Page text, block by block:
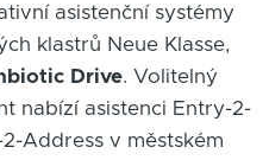
asistenční systémy
klastrů Neue Klasse,
Drive. Volitelný
nabízí asistenci Entry-2-
Address v městském